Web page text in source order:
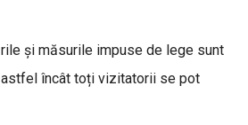
și măsurile impuse de lege sunt
încât toți vizitatorii se pot